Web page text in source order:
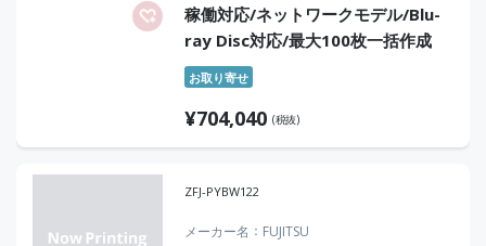
稼働対応/ネットワークモデル/Blu-
ray Disc対応/最大100枚一括作成
お取り寄せ
¥704,040 (税抜)
ZFJ-PYBW122
メーカー名 FUJITSU